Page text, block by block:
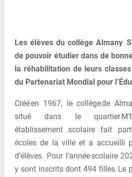
Les élèves du collège Almany
de pouvoir étudier dans de
la réhabilitation de leurs
du Partenariat Mondial pour
Créé en 1967, le collège de
situé dans le quartier
établissement scolaire fait
écoles de la ville et a accueilli
d’élèves. Pour l’année scolaire
y sont inscrits dont 494 filles. Le